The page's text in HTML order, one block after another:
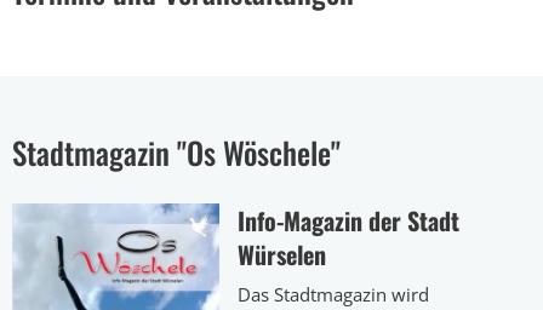
Stadtmagazin "Os Wöschele"
Info-Magazin der Stadt
Würselen
Das Stadtmagazin wird